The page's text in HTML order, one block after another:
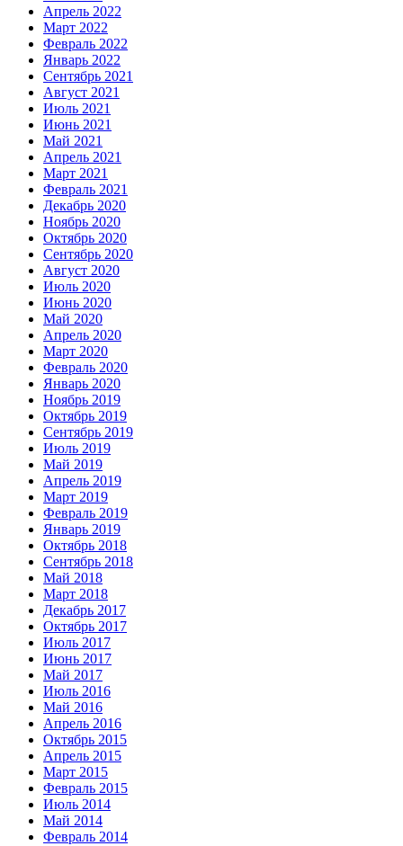
Апрель 2022
Март 2022
Февраль 2022
Январь 2022
Сентябрь 2021
Август 2021
Июль 2021
Июнь 2021
Май 2021
Апрель 2021
Март 2021
Февраль 2021
Декабрь 2020
Ноябрь 2020
Октябрь 2020
Сентябрь 2020
Август 2020
Июль 2020
Июнь 2020
Май 2020
Апрель 2020
Март 2020
Февраль 2020
Январь 2020
Ноябрь 2019
Октябрь 2019
Сентябрь 2019
Июль 2019
Май 2019
Апрель 2019
Март 2019
Февраль 2019
Январь 2019
Октябрь 2018
Сентябрь 2018
Май 2018
Март 2018
Декабрь 2017
Октябрь 2017
Июль 2017
Июнь 2017
Май 2017
Июль 2016
Май 2016
Апрель 2016
Октябрь 2015
Апрель 2015
Март 2015
Февраль 2015
Июль 2014
Май 2014
Февраль 2014